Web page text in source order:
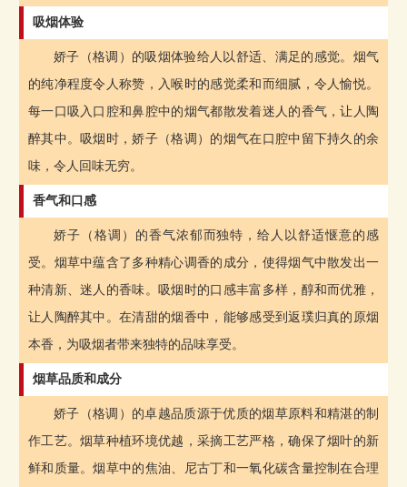
吸烟体验
娇子（格调）的吸烟体验给人以舒适、满足的感觉。烟气
的纯净程度令人称赞，入喉时的感觉柔和而细腻，令人愉悦。
每一口吸入口腔和鼻腔中的烟气都散发着迷人的香气，让人陶
醉其中。吸烟时，娇子（格调）的烟气在口腔中留下持久的余
味，令人回味无穷。
香气和口感
娇子（格调）的香气浓郁而独特，给人以舒适惬意的感
受。烟草中蕴含了多种精心调香的成分，使得烟气中散发出一
种清新、迷人的香味。吸烟时的口感丰富多样，醇和而优雅，
让人陶醉其中。在清甜的烟香中，能够感受到返璞归真的原烟
本香，为吸烟者带来独特的品味享受。
烟草品质和成分
娇子（格调）的卓越品质源于优质的烟草原料和精湛的制
作工艺。烟草种植环境优越，采摘工艺严格，确保了烟叶的新
鲜和质量。烟草中的焦油、尼古丁和一氧化碳含量控制在合理